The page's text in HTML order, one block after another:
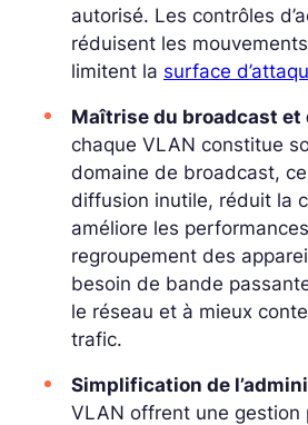
autorisé. Les contrôles
réduisent les
limitent la surface
Maîtrise du broadcast
chaque VLAN constitue
domaine de broadcast,
diffusion inutile, réduit la
améliore les
regroupement des
besoin de bande
le réseau et à mieux
trafic.
Simplification de
VLAN offrent une gestion